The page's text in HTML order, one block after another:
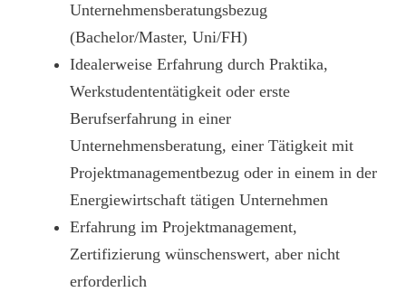
Unternehmensberatungsbezug
(Bachelor/Master, Uni/FH)
Idealerweise Erfahrung durch Praktika,
Werkstudententätigkeit oder erste
Berufserfahrung in einer
Unternehmensberatung, einer Tätigkeit mit
Projektmanagementbezug oder in einem in der
Energiewirtschaft tätigen Unternehmen
Erfahrung im Projektmanagement,
Zertifizierung wünschenswert, aber nicht
erforderlich